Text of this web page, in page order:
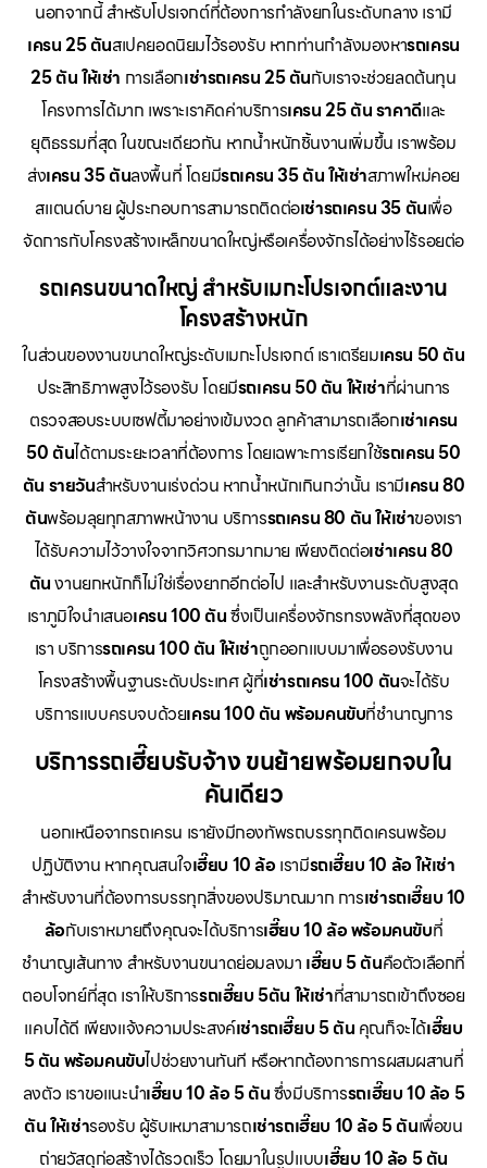
นอกจากนี้ สำหรับโปรเจกต์ที่ต้องการกำลังยกในระดับกลาง เรามี
เครน 25 ตันสเปคยอดนิยมไว้รองรับ หากท่านกำลังมองหารถเครน
25 ตัน ให้เช่า การเลือกเช่ารถเครน 25 ตันกับเราจะช่วยลดต้นทุน
โครงการได้มาก เพราะเราคิดค่าบริการเครน 25 ตัน ราคาดีและ
ยุติธรรมที่สุด ในขณะเดียวกัน หากน้ำหนักชิ้นงานเพิ่มขึ้น เราพร้อม
ส่งเครน 35 ตันลงพื้นที่ โดยมีรถเครน 35 ตัน ให้เช่าสภาพใหม่คอย
สแตนด์บาย ผู้ประกอบการสามารถติดต่อเช่ารถเครน 35 ตันเพื่อ
จัดการกับโครงสร้างเหล็กขนาดใหญ่หรือเครื่องจักรได้อย่างไร้รอยต่อ
รถเครนขนาดใหญ่ สำหรับเมกะโปรเจกต์และงาน
โครงสร้างหนัก
ในส่วนของงานขนาดใหญ่ระดับเมกะโปรเจกต์ เราเตรียมเครน 50 ตัน
ประสิทธิภาพสูงไว้รองรับ โดยมีรถเครน 50 ตัน ให้เช่าที่ผ่านการ
ตรวจสอบระบบเซฟตี้มาอย่างเข้มงวด ลูกค้าสามารถเลือกเช่าเครน
50 ตันได้ตามระยะเวลาที่ต้องการ โดยเฉพาะการเรียกใช้รถเครน 50
ตัน รายวันสำหรับงานเร่งด่วน หากน้ำหนักเกินกว่านั้น เรามีเครน 80
ตันพร้อมลุยทุกสภาพหน้างาน บริการรถเครน 80 ตัน ให้เช่าของเรา
ได้รับความไว้วางใจจากวิศวกรมากมาย เพียงติดต่อเช่าเครน 80
ตันงานยกหนักก็ไม่ใช่เรื่องยากอีกต่อไป และสำหรับงานระดับสูงสุด
เราภูมิใจนำเสนอเครน 100 ตันซึ่งเป็นเครื่องจักรทรงพลังที่สุดของ
เรา บริการรถเครน 100 ตัน ให้เช่าถูกออกแบบมาเพื่อรองรับงาน
โครงสร้างพื้นฐานระดับประเทศ ผู้ที่เช่ารถเครน 100 ตันจะได้รับ
บริการแบบครบจบด้วยเครน 100 ตัน พร้อมคนขับที่ชำนาญการ
บริการรถเฮี๊ยบรับจ้าง ขนย้ายพร้อมยกจบใน
คันเดียว
นอกเหนือจากรถเครน เรายังมีกองทัพรถบรรทุกติดเครนพร้อม
ปฏิบัติงาน หากคุณสนใจเฮี๊ยบ 10 ล้อเรามีรถเฮี๊ยบ 10 ล้อ ให้เช่า
สำหรับงานที่ต้องการบรรทุกสิ่งของปริมาณมาก การเช่ารถเฮี๊ยบ 10
ล้อกับเราหมายถึงคุณจะได้บริการเฮี๊ยบ 10 ล้อ พร้อมคนขับที่
ชำนาญเส้นทาง สำหรับงานขนาดย่อมลงมา เฮี๊ยบ 5 ตันคือตัวเลือกที่
ตอบโจทย์ที่สุด เราให้บริการรถเฮี๊ยบ 5ตัน ให้เช่าที่สามารถเข้าถึงซอย
แคบได้ดี เพียงแจ้งความประสงค์เช่ารถเฮี๊ยบ 5 ตัน คุณก็จะได้เฮี๊ยบ
5 ตัน พร้อมคนขับไปช่วยงานทันที หรือหากต้องการการผสมผสานที่
ลงตัว เราขอแนะนำเฮี๊ยบ 10 ล้อ 5 ตันซึ่งมีบริการรถเฮี๊ยบ 10 ล้อ 5
ตัน ให้เช่ารองรับ ผู้รับเหมาสามารถเช่ารถเฮี๊ยบ 10 ล้อ 5 ตันเพื่อขน
ถ่ายวัสดุก่อสร้างได้รวดเร็ว โดยมาในรูปแบบเฮี๊ยบ 10 ล้อ 5 ตัน